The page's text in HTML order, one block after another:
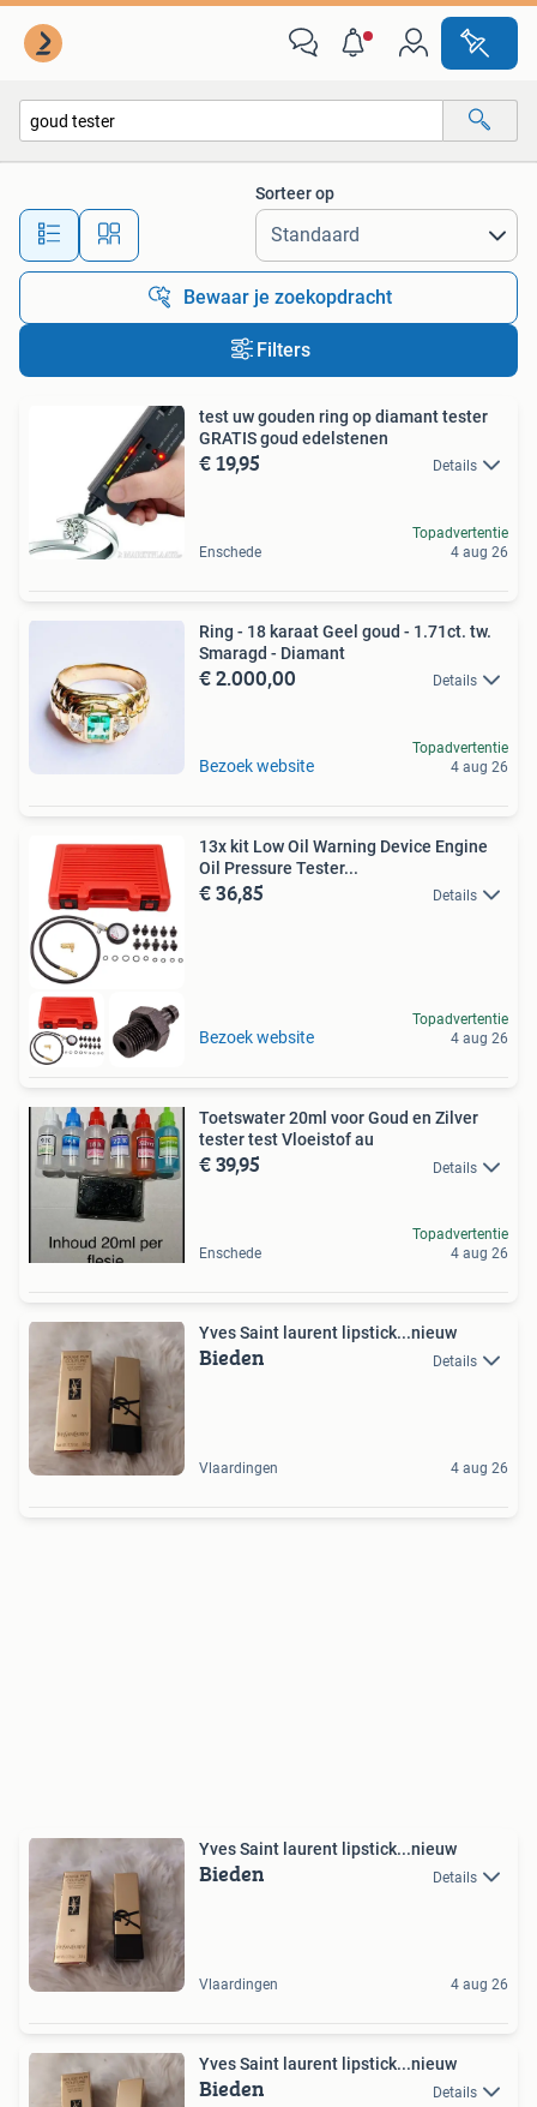
Alle afstanden…
Sorteer op
Bewaar je zoekopdracht
Filters
test uw gouden ring op diamant tester
GRATIS goud edelstenen
€ 19,95 Details
Enschede
Topadvertentie
4 aug 26
Ring - 18 karaat Geel goud - 1.71ct. tw.
Smaragd - Diamant
€ 2.000,00 Details
Bezoek website
Topadvertentie
4 aug 26
13x kit Low Oil Warning Device Engine
Oil Pressure Tester...
€ 36,85 Details
Bezoek website
Topadvertentie
4 aug 26
Toetswater 20ml voor Goud en Zilver
tester test Vloeistof au
€ 39,95 Details
Enschede
Topadvertentie
4 aug 26
Yves Saint laurent lipstick...nieuw
Bieden Details
Vlaardingen 4 aug 26
Yves Saint laurent lipstick...nieuw
Bieden Details
Vlaardingen 4 aug 26
Yves Saint laurent lipstick...nieuw
Bieden Details